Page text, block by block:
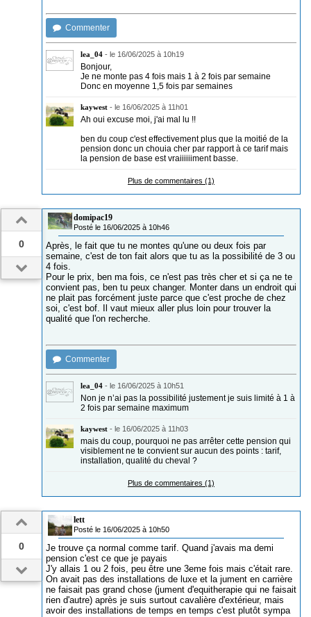
Commenter
lea_04 - le 16/06/2025 à 10h19
Bonjour,
Je ne monte pas 4 fois mais 1 à 2 fois par semaine
Donc en moyenne 1,5 fois par semaines
kaywest - le 16/06/2025 à 11h01
Ah oui excuse moi, j'ai mal lu !!
ben du coup c'est effectivement plus que la moitié de la
pension donc un chouia cher par rapport à ce tarif mais
la pension de base est vraiiiiiiment basse.
Plus de commentaires (1)
0
domipac19
Posté le 16/06/2025 à 10h46
Après, le fait que tu ne montes qu'une ou deux fois par
semaine, c'est de ton fait alors que tu as la possibilité de 3 ou
4 fois.
Pour le prix, ben ma fois, ce n'est pas très cher et si ça ne te
convient pas, ben tu peux changer. Monter dans un endroit qui
ne plait pas forcément juste parce que c'est proche de chez
soi, c'est bof. Il vaut mieux aller plus loin pour trouver la
qualité que l'on recherche.
Commenter
lea_04 - le 16/06/2025 à 10h51
Non je n’ai pas la possibilité justement je suis limité à 1 à
2 fois par semaine maximum
kaywest - le 16/06/2025 à 11h03
mais du coup, pourquoi ne pas arrêter cette pension qui
visiblement ne te convient sur aucun des points : tarif,
installation, qualité du cheval ?
Plus de commentaires (1)
0
lett
Posté le 16/06/2025 à 10h50
Je trouve ça normal comme tarif. Quand j'avais ma demi
pension c'est ce que je payais
J'y allais 1 ou 2 fois, peu être une 3eme fois mais c'était rare.
On avait pas des installations de luxe et la jument en carrière
ne faisait pas grand chose (jument d'equitherapie qui ne faisait
rien d'autre) après je suis surtout cavalière d'extérieur, mais
avoir des installations de temps en temps c'est plutôt sympa